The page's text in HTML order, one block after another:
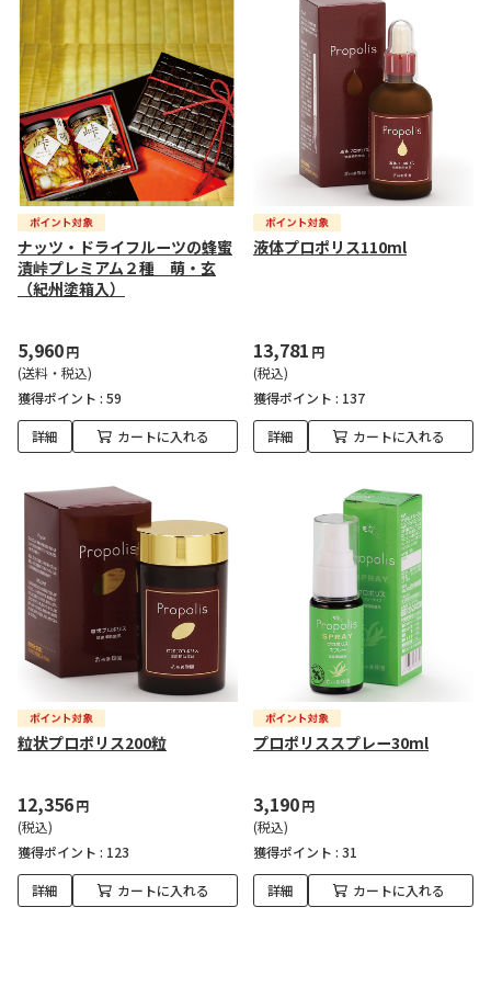
ナッツ・ドライフルーツの蜂蜜
漬峠プレミアム２種 萌・玄
（紀州塗箱入）
5,960円
(送料・税込)
獲得ポイント : 59
詳細 カートに入れる
液体プロポリス110ml
13,781 円
(税込)
獲得ポイント : 137
詳細 カートに入れる
粒状プロポリス200粒
12,356円
(税込)
獲得ポイント : 123
詳細 カートに入れる
プロポリススプレー30ml
3,190円
(税込)
獲得ポイント : 31
詳細 カートに入れる